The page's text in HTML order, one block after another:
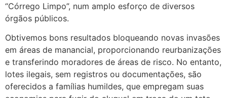
“Córrego Limpo”, num amplo esforço de diversos
órgãos públicos.
Obtivemos bons resultados bloqueando novas invasões
em áreas de manancial, proporcionando reurbanizações
e transferindo moradores de áreas de risco. No entanto,
lotes ilegais, sem registros ou documentações, são
oferecidos a famílias humildes, que empregam suas